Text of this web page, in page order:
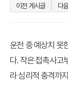
이전 게시글
다
운전 중 예상치 못
다. 작은 접촉사고
라 심리적 충격까